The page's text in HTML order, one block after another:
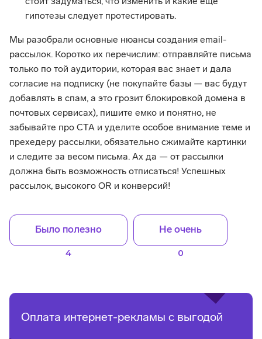
гипотезы следует протестировать.
Мы разобрали основные нюансы создания email-
рассылок. Коротко их перечислим: отправляйте письма
только по той аудитории, которая вас знает и дала
согласие на подписку (не покупайте базы — вас будут
добавлять в спам, а это грозит блокировкой домена в
почтовых сервисах), пишите емко и понятно, не
забывайте про CTA и уделите особое внимание теме и
прехедеру рассылки, обязательно сжимайте картинки
и следите за весом письма. Ах да — от рассылки
должна быть возможность отписаться! Успешных
рассылок, высокого OR и конверсий!
Было полезно
4
Не очень
0
Оплата интернет-рекламы с выгодой